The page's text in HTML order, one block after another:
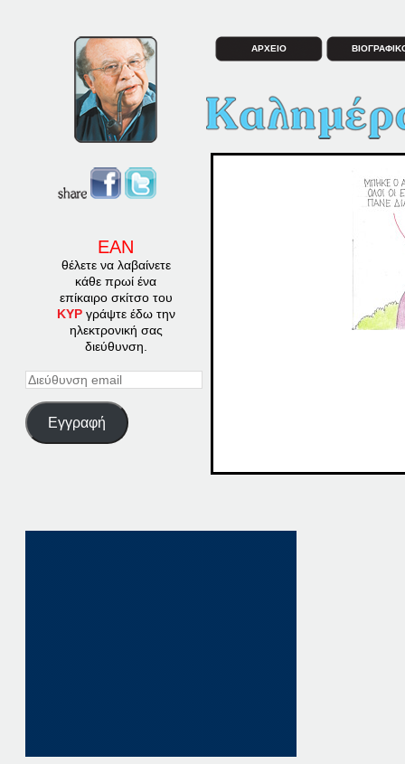
ΕΑΝ
θέλετε να λαβαίνετε
κάθε πρωί ένα
επίκαιρο σκίτσο του
ΚΥΡγράψτε έδω την
ηλεκτρονική σας
διεύθυνση.
Διεύθυνση
Εγγραφή
ΑΡΧΕΙΟ